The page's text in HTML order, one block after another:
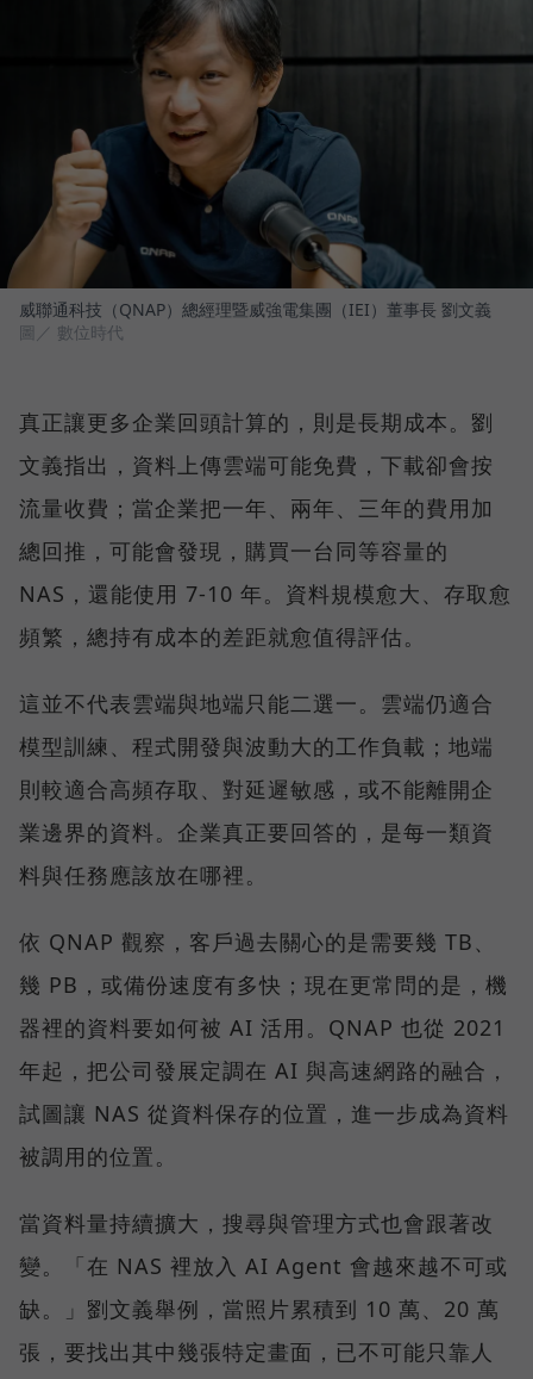
威聯通科技（QNAP）總經理暨威強電集團（IEI）董事長 劉文義
圖／ 數位時代
真正讓更多企業回頭計算的，則是長期成本。劉
文義指出，資料上傳雲端可能免費，下載卻會按
流量收費；當企業把一年、兩年、三年的費用加
總回推，可能會發現，購買一台同等容量的
NAS，還能使用 7-10 年。資料規模愈大、存取愈
頻繁，總持有成本的差距就愈值得評估。
這並不代表雲端與地端只能二選一。雲端仍適合
模型訓練、程式開發與波動大的工作負載；地端
則較適合高頻存取、對延遲敏感，或不能離開企
業邊界的資料。企業真正要回答的，是每一類資
料與任務應該放在哪裡。
依 QNAP 觀察，客戶過去關心的是需要幾 TB、
幾 PB，或備份速度有多快；現在更常問的是，機
器裡的資料要如何被 AI 活用。QNAP 也從 2021
年起，把公司發展定調在 AI 與高速網路的融合，
試圖讓 NAS 從資料保存的位置，進一步成為資料
被調用的位置。
當資料量持續擴大，搜尋與管理方式也會跟著改
變。「在 NAS 裡放入 AI Agent 會越來越不可或
缺。」劉文義舉例，當照片累積到 10 萬、20 萬
張，要找出其中幾張特定畫面，已不可能只靠人